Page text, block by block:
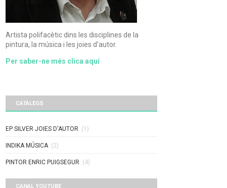
Artista polifacètic dins les disciplines de la
pintura, la música i les joies d'autor.
Per saber-ne més clica aquí
CATÀLEGS
EP SILVER JOIES D'AUTOR (1)
INDIKA MÚSICA (2)
PINTOR ENRIC PUIGSEGUR (4)
CANAL YOUTUBE